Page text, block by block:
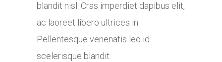
blandit nisl. Cras imperdiet dapibus elit,
ac laoreet libero ultrices in.
Pellentesque venenatis leo id
scelerisque blandit.